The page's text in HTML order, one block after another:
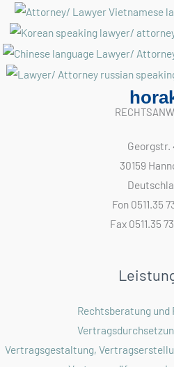
Georgstr.
30159
Fon 0511.35
Fax 0511.35
Rechtsberatung und
Vertragsgestaltung,